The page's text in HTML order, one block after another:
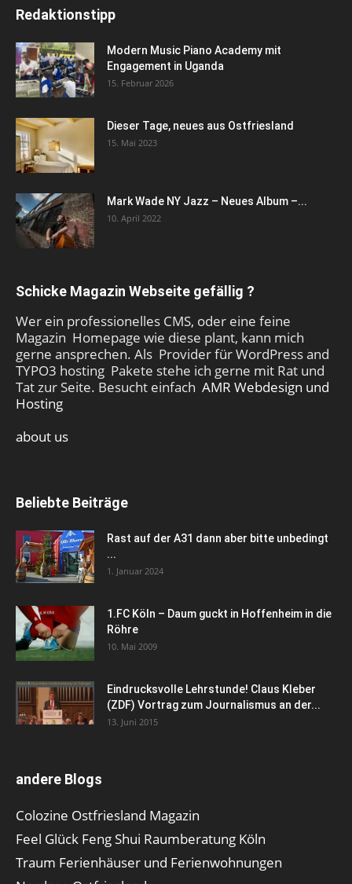
Redaktionstipp
Modern Music Piano Academy mit
Engagement in Uganda
15. Februar 2026
Dieser Tage, neues aus Ostfriesland
15. Mai 2023
Mark Wade NY Jazz – Neues Album –...
10. April 2022
Schicke Magazin Webseite gefällig ?
Wer ein professionelles CMS, oder eine feine
Magazin Homepage wie diese plant, kann mich
gerne ansprechen. Als Provider für WordPress and
TYPO3 hosting Pakete stehe ich gerne mit Rat und
Tat zur Seite. Besucht einfach AMR Webdesign und
Hosting
about us
Beliebte Beiträge
Rast auf der A31 dann aber bitte unbedingt
...
1. Januar 2024
1.FC Köln – Daum guckt in Hoffenheim in die
Röhre
10. Mai 2009
Eindrucksvolle Lehrstunde! Claus Kleber
(ZDF) Vortrag zum Journalismus an der...
13. Juni 2015
andere Blogs
Colozine Ostfriesland Magazin
Feel Glück Feng Shui Raumberatung Köln
Traum Ferienhäuser und Ferienwohnungen